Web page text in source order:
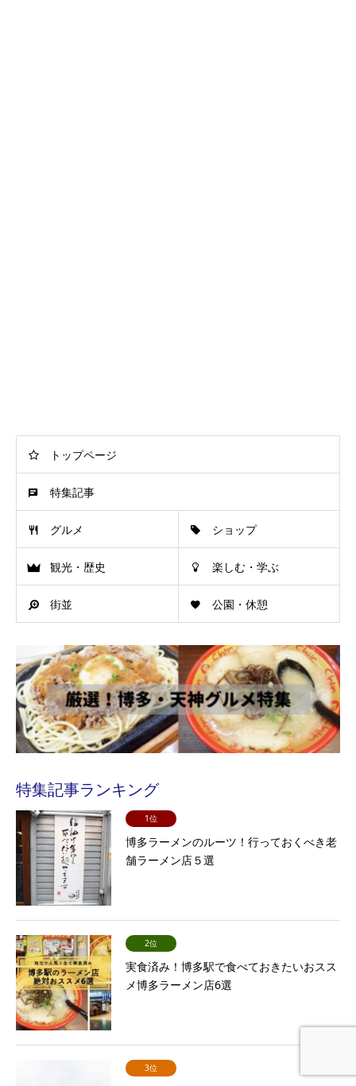
トップページ
特集記事
グルメ ショップ
観光・歴史 楽しむ・学ぶ
街並 公園・休憩
特集記事ランキング
1位
博多ラーメンのルーツ！行っておくべき老
舗ラーメン店５選
2位
実食済み！博多駅で食べておきたいおスス
メ博多ラーメン店6選
3位